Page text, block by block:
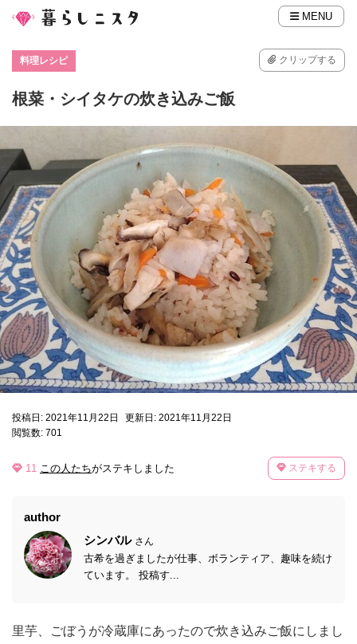
MENU
料理レシピ クリップする
根菜・シイタケの炊き込みご飯
投稿日: 2021年11月22日
更新日: 2021年11月22日
閲覧数: 701
11 この人たちがステキしました ステキする
author
シンバル さん
古希を過ぎましたが仕事、ボランティア、趣味を続け
ています。 投稿す...
里芋、ごぼうが冷蔵庫にあったので炊き込みご飯にしまし